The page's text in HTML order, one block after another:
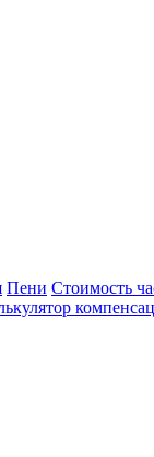
Пени Стоимость